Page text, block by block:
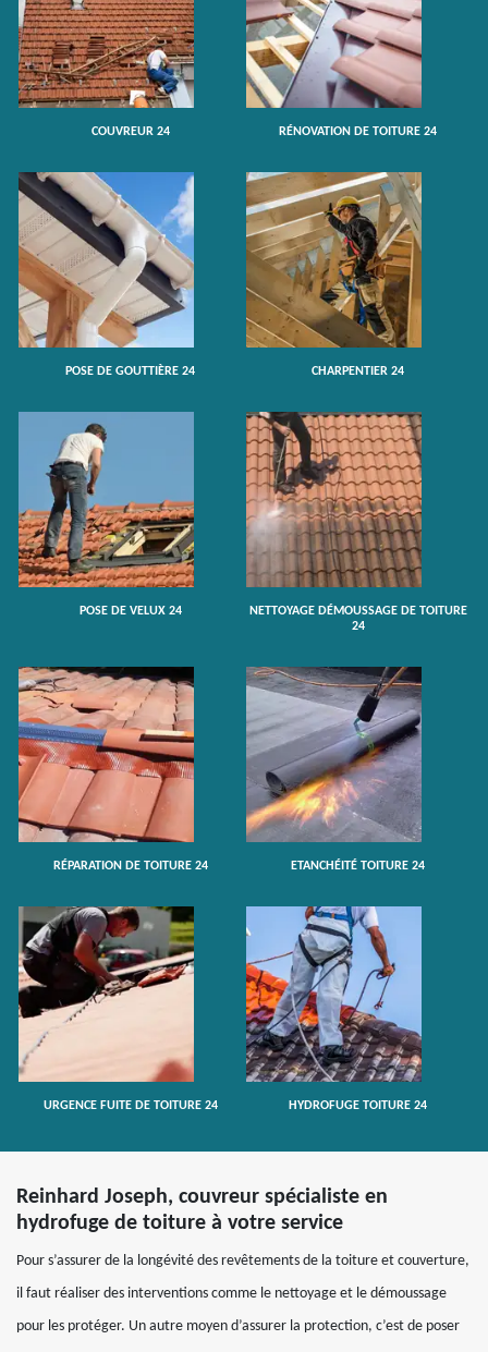
COUVREUR 24 RÉNOVATION DE TOITURE 24
POSE DE GOUTTIÈRE 24 CHARPENTIER 24
POSE DE VELUX 24
NETTOYAGE DÉMOUSSAGE DE TOITURE
24
RÉPARATION DE TOITURE 24 ETANCHÉITÉ TOITURE 24
URGENCE FUITE DE TOITURE 24 HYDROFUGE TOITURE 24
Reinhard Joseph, couvreur spécialiste en
hydrofuge de toiture à votre service
Pour s’assurer de la longévité des revêtements de la toiture et couverture,
il faut réaliser des interventions comme le nettoyage et le démoussage
pour les protéger. Un autre moyen d’assurer la protection, c’est de poser